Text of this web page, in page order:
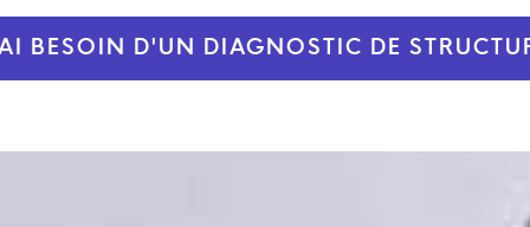
BESOIN D'UN DIAGNOSTIC DE